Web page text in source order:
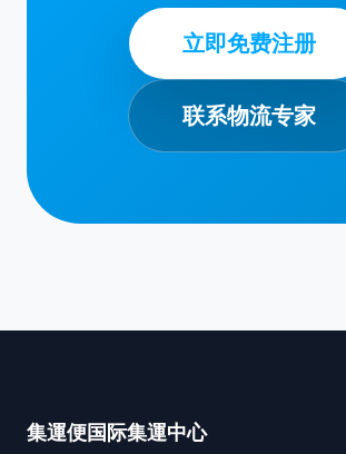
立即免费注册
联系物流专家
集運便国际集運中心